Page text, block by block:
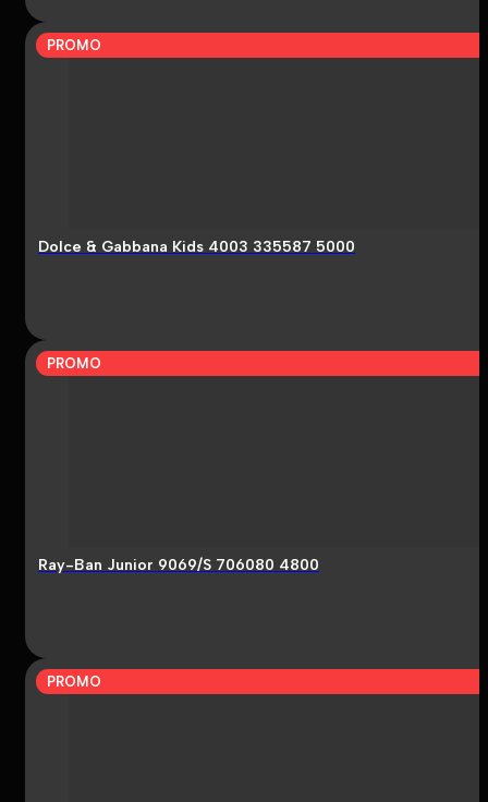
PROMO
Dolce & Gabbana Kids 4003 335587 5000
PROMO
Ray-Ban Junior 9069/S 706080 4800
PROMO